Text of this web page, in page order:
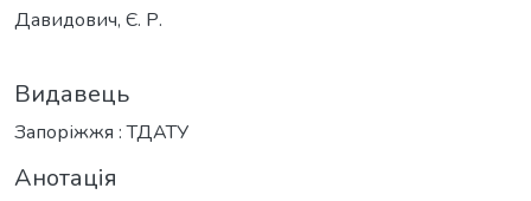
Давидович, Є. Р.
Видавець
Запоріжжя : ТДАТУ
Анотація